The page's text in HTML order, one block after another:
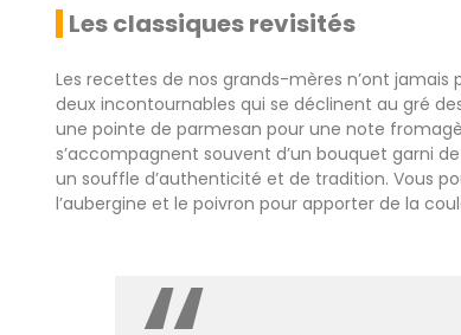
Les classiques revisités
Les recettes de nos grands-mères n’ont
deux incontournables qui se déclinent au gré
une pointe de parmesan pour une note
s’accompagnent souvent d’un bouquet garni
un souffle d’authenticité et de tradition. Vous
l’aubergine et le poivron pour apporter de la